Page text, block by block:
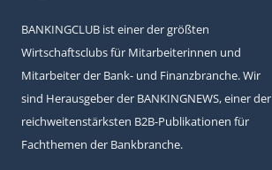
BANKINGCLUB ist einer der größten
Wirtschaftsclubs für Mitarbeiterinnen und
Mitarbeiter der Bank- und Finanzbranche. Wir
sind Herausgeber der BANKINGNEWS, einer der
reichweitenstärksten B2B-Publikationen für
Fachthemen der Bankbranche.